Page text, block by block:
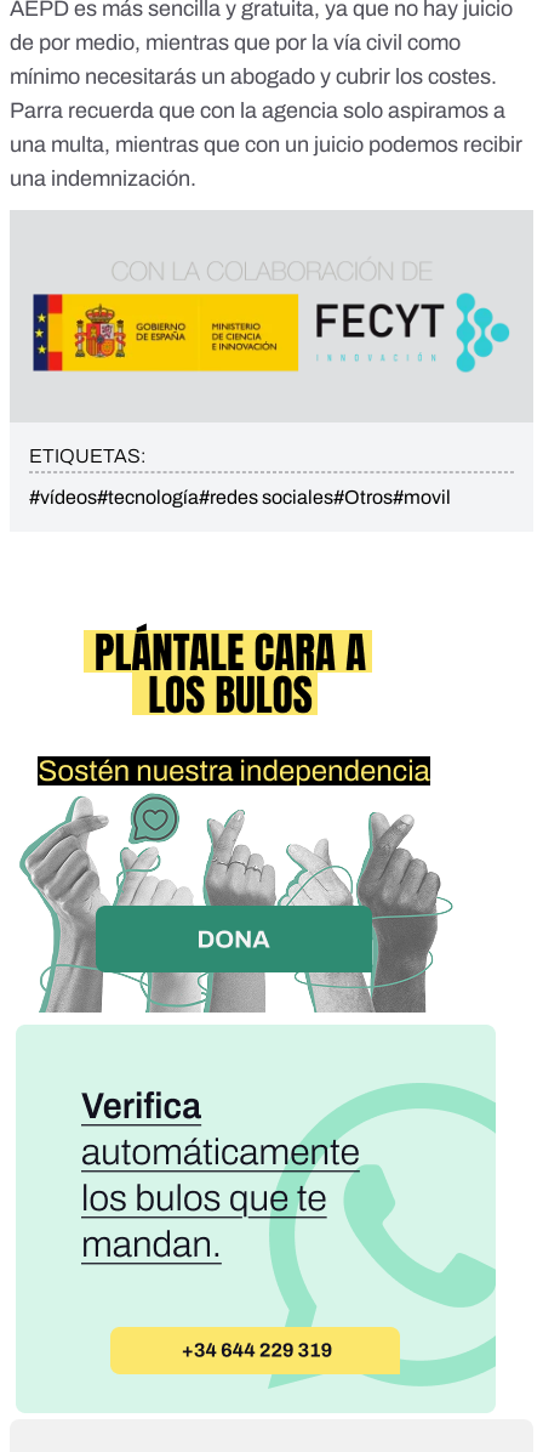
AEPD es más sencilla y gratuita, ya que no hay juicio
de por medio, mientras que por la vía civil como
mínimo necesitarás un abogado y cubrir los costes.
Parra recuerda que con la agencia solo aspiramos a
una multa, mientras que con un juicio podemos recibir
una indemnización.
ETIQUETAS:
#vídeos#tecnología#redes sociales#Otros#movil